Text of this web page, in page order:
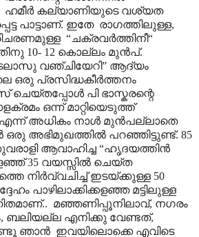
ഹമീർ കല്യാണിയുടെ വശ്യത
പാട്ടാണ്. ഇതേ രാഗത്തിലുള്ള,
“ചക്രവർത്തിനീ“
10- 12 കൊല്ലം മുൻപ്.
വഞ്ചിയേറി” ആദ്യം
ഒരു പ്രസിദ്ധകീർത്തനം
പി ഭാസ്കരന്റെ
ഒന്ന് മാറ്റിയെടുത്ത്
എന്ന് അധികം നാൾ മുൻപല്ലാതെ
അഭിമുഖത്തിൽ പറഞ്ഞിട്ടുണ്ട്. 85
ആവാഹിച്ച “ഹൃദയത്തിൻ
35 വയസ്സിൽ ചെയ്ത
നിർവ്വചിച്ച് ഇടയ്ക്കുള്ള 50
പാഴിലാക്കിക്കളഞ്ഞ മട്ടിലുള്ള
മഞ്ഞണിപ്പൂനിലാവ്, നഗരം
ബലിയല്ല എനിക്കു വേണ്ടത്,
ഞാൻ ഇവയിലൊക്കെ എവിടെ